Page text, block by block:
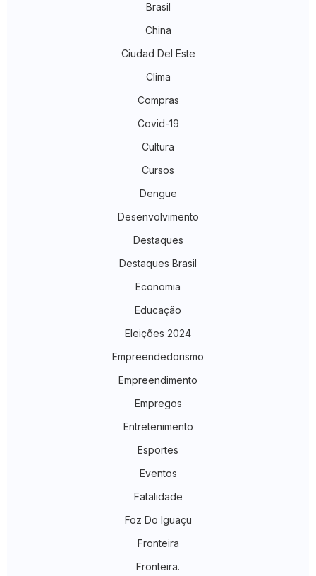
Brasil
China
Ciudad Del Este
Clima
Compras
Covid-19
Cultura
Cursos
Dengue
Desenvolvimento
Destaques
Destaques Brasil
Economia
Educação
Eleições 2024
Empreendedorismo
Empreendimento
Empregos
Entretenimento
Esportes
Eventos
Fatalidade
Foz Do Iguaçu
Fronteira
Fronteira.